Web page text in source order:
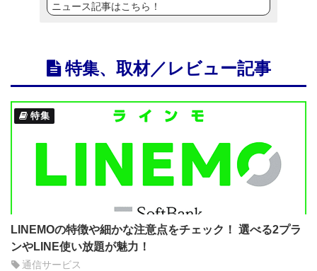
ニュース記事はこちら！
特集、取材／レビュー記事
特集
LINEMOの特徴や細かな注意点をチェック！ 選べる2プラ
ンやLINE使い放題が魅力！
通信サービス